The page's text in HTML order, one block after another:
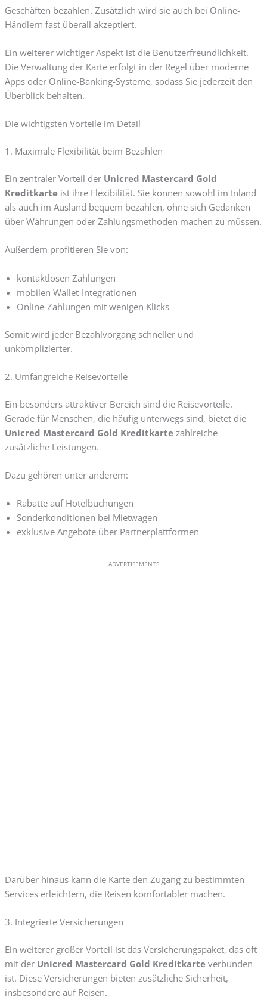
Geschäften bezahlen. Zusätzlich wird sie auch bei Online-
Händlern fast überall akzeptiert.
Ein weiterer wichtiger Aspekt ist die Benutzerfreundlichkeit.
Die Verwaltung der Karte erfolgt in der Regel über moderne
Apps oder Online-Banking-Systeme, sodass Sie jederzeit den
Überblick behalten.
Die wichtigsten Vorteile im Detail
1. Maximale Flexibilität beim Bezahlen
Ein zentraler Vorteil der Unicred Mastercard Gold
Kreditkarteist ihre Flexibilität. Sie können sowohl im Inland
als auch im Ausland bequem bezahlen, ohne sich Gedanken
über Währungen oder Zahlungsmethoden machen zu müssen.
Außerdem profitieren Sie von:
kontaktlosen Zahlungen
mobilen Wallet-Integrationen
Online-Zahlungen mit wenigen Klicks
Somit wird jeder Bezahlvorgang schneller und
unkomplizierter.
2. Umfangreiche Reisevorteile
Ein besonders attraktiver Bereich sind die Reisevorteile.
Gerade für Menschen, die häufig unterwegs sind, bietet die
Unicred Mastercard Gold Kreditkartezahlreiche
zusätzliche Leistungen.
Dazu gehören unter anderem:
Rabatte auf Hotelbuchungen
Sonderkonditionen bei Mietwagen
exklusive Angebote über Partnerplattformen
ADVERTISEMENTS
Darüber hinaus kann die Karte den Zugang zu bestimmten
Services erleichtern, die Reisen komfortabler machen.
3. Integrierte Versicherungen
Ein weiterer großer Vorteil ist das Versicherungspaket, das oft
mit der Unicred Mastercard Gold Kreditkarteverbunden
ist. Diese Versicherungen bieten zusätzliche Sicherheit,
insbesondere auf Reisen.